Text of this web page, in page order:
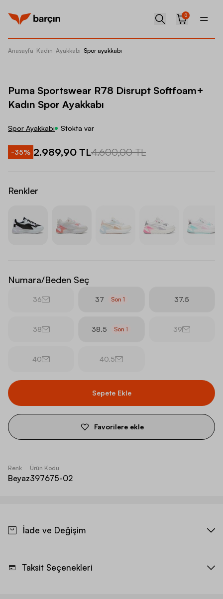
0
Anasayfa-Kadın-Ayakkabı-Spor ayakkabı
Puma Sportswear R78 Disrupt Softfoam+
Kadın Spor Ayakkabı
Spor Ayakkabı Stokta var
-35% 2.989,90 TL4.600,00 TL
Renkler
Numara/Beden Seç
36 37 Son 1 37.5
38 38.5 Son1 39
40 40.5
Sepete Ekle
Favorilere ekle
Renk
Beyaz
Ürün Kodu
397675-02
İade ve Değişim
Taksit Seçenekleri